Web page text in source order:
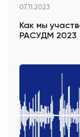
07.11.2023
Как мы
РАСУДМ 2023